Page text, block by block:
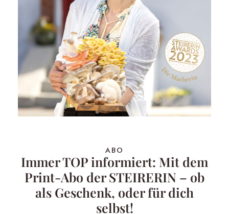
ABO
Immer TOP informiert: Mit dem
Print-Abo der STEIRERIN – ob
als Geschenk, oder für dich
selbst!